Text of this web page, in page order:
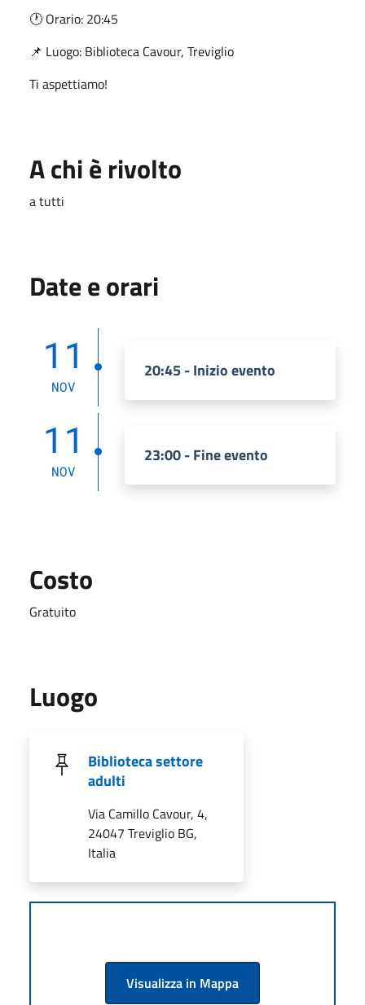
🕐 Orario: 20:45
📌 Luogo: Biblioteca Cavour, Treviglio
Ti aspettiamo!
A chi è rivolto
a tutti
Date e orari
11
NOV
20:45 - Inizio evento
11
NOV
23:00 - Fine evento
Costo
Gratuito
Luogo
Biblioteca settore
adulti
Via Camillo Cavour, 4,
24047 Treviglio BG,
Italia
Visualizza in Mappa